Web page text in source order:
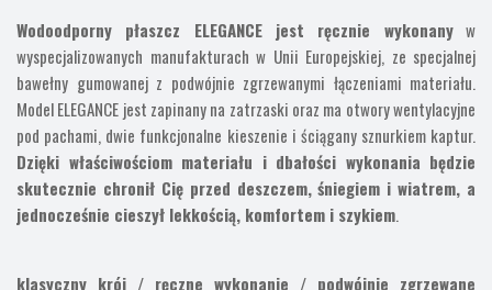
Wodoodporny płaszcz ELEGANCE jest ręcznie wykonanyw
wyspecjalizowanych manufakturach w Unii Europejskiej, ze specjalnej
bawełny gumowanej z podwójnie zgrzewanymi łączeniami materiału.
Model ELEGANCE jest zapinany na zatrzaski oraz ma otwory wentylacyjne
pod pachami, dwie funkcjonalne kieszenie i ściągany sznurkiem kaptur.
Dzięki właściwościom materiału i dbałości wykonania będzie
skutecznie chronił Cię przed deszczem, śniegiem i wiatrem, a
jednocześnie cieszył lekkością, komfortem i szykiem.
klasyczny krój / ręczne wykonanie / podwójnie zgrzewane